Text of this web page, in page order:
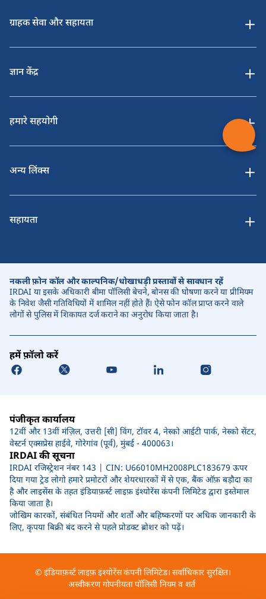
ग्राहक सेवा और सहायता
ज्ञान केंद्र
हमारे सहयोगी
अन्य लिंक्स
सहायता
नकली फ़ोन कॉल और काल्पनिक/धोखाधड़ी प्रस्तावों से सावधान रहें
IRDAI या इसके अधिकारी बीमा पॉलिसी बेचने, बोनस की घोषणा करने या प्रीमियम
के निवेश जैसी गतिविधियों में शामिल नहीं होते हैं। ऐसे फोन कॉल प्राप्त करने वाले
लोगों से पुलिस में शिकायत दर्ज कराने का अनुरोध किया जाता है।
हमें फ़ॉलो करें
पंजीकृत कार्यालय
12वीं और 13वीं मंज़िल, उत्तरी [सी] विंग, टॉवर 4, नेस्को आईटी पार्क, नेस्को सेंटर,
वेस्टर्न एक्सप्रेस हाईवे, गोरेगांव (पूर्व), मुंबई - 400063।
IRDAI की सूचना
IRDAI रजिस्ट्रेशन नंबर 143 | CIN: U66010MH2008PLC183679 ऊपर
दिया गया ट्रेड लोगो हमारे प्रमोटरों और शेयरधारकों में से एक, बैंक ऑफ़ बड़ौदा का
है और लाइसेंस के तहत इंडियाफ़र्स्ट लाइफ़ इंश्योरेंस कंपनी लिमिटेड द्वारा इस्तेमाल
किया जाता है।
जोखिम कारकों, संबंधित नियमों और शर्तों और बहिष्करणों पर अधिक जानकारी के
लिए, कृपया बिक्री बंद करने से पहले प्रोडक्ट ब्रोशर को पढ़ें।
© इंडियाफ़र्स्ट लाइफ़ इंश्योरेंस कंपनी लिमिटेड। सर्वाधिकार सुरक्षित।
अस्वीकरण गोपनीयता पॉलिसी नियम व शर्त